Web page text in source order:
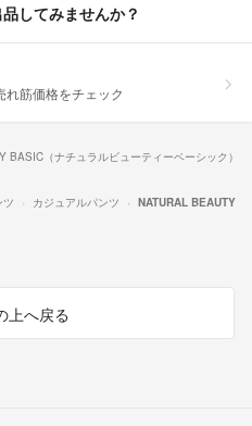
してみませんか？
れ筋価格をチェック
BASIC（ナチュラルビューティーベーシック）
ツ カジュアルパンツ
NATURAL BEAUTY
上へ戻る